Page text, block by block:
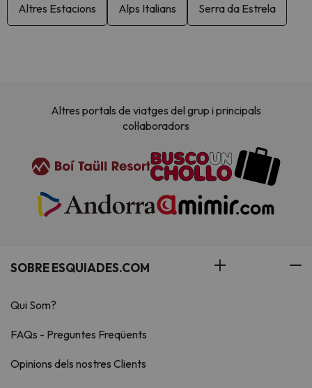
Altres Estacions Alps Italians Serra da Estrela
Altres portals de viatges del grup i principals
col·laboradors
SOBRE ESQUIADES.COM
Qui Som?
FAQs - Preguntes Freqüents
Opinions dels nostres Clients